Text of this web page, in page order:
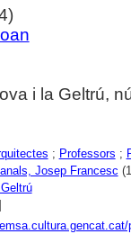
i la Geltrú,
; Professors ;
Josep Francesc